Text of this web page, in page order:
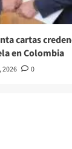
cartas
en Colombia
2026 0